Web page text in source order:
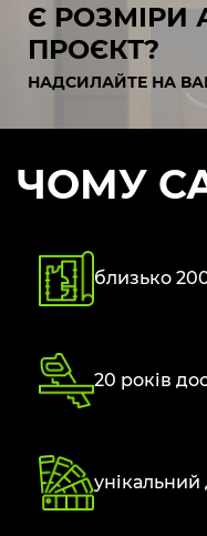
Є РОЗМІРИ
ПРОЄКТ?
НАДСИЛАЙТЕ НА
ЧОМУ
близько
20 років
унікальний